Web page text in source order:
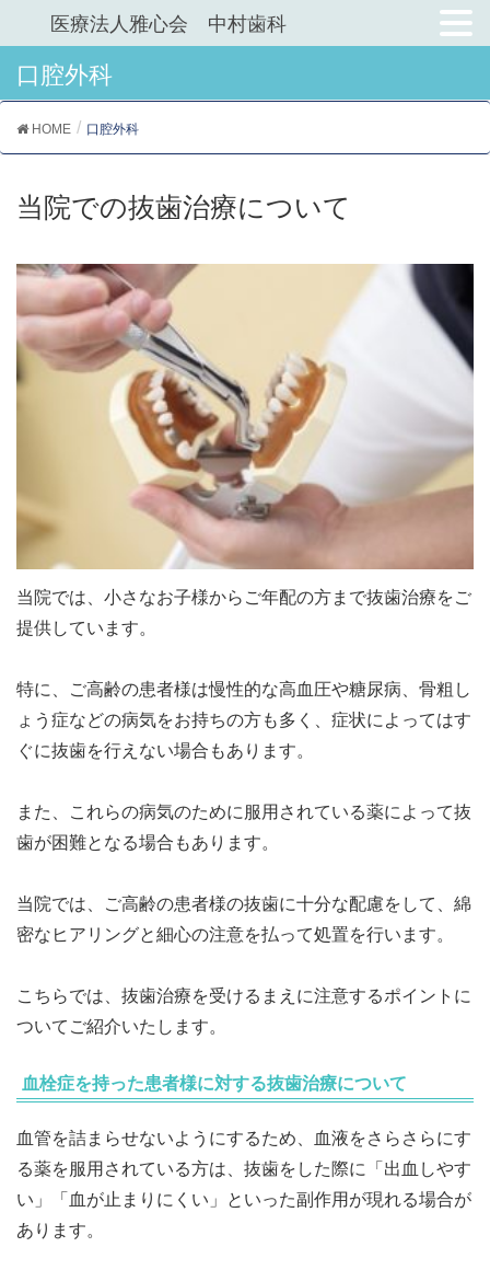
口腔外科
HOME 口腔外科
当院での抜歯治療について
当院では、小さなお子様からご年配の方まで抜歯治療をご
提供しています。
特に、ご高齢の患者様は慢性的な高血圧や糖尿病、骨粗し
ょう症などの病気をお持ちの方も多く、症状によってはす
ぐに抜歯を行えない場合もあります。
また、これらの病気のために服用されている薬によって抜
歯が困難となる場合もあります。
当院では、ご高齢の患者様の抜歯に十分な配慮をして、綿
密なヒアリングと細心の注意を払って処置を行います。
こちらでは、抜歯治療を受けるまえに注意するポイントに
ついてご紹介いたします。
血栓症を持った患者様に対する抜歯治療について
血管を詰まらせないようにするため、血液をさらさらにす
る薬を服用されている方は、抜歯をした際に「出血しやす
い」「血が止まりにくい」といった副作用が現れる場合が
あります。
医療法人雅心会 中村歯科